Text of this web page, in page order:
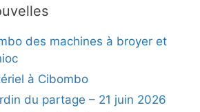
des machines à broyer et
à Cibombo
du partage – 21 juin 2026